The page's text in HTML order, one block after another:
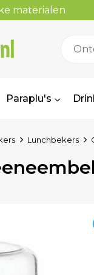
materialen
Paraplu's
Lunchbekers